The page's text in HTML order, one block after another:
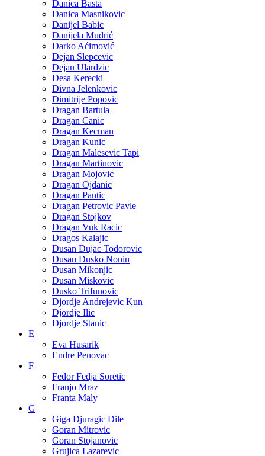
Danica Basta
Danica Masnikovic
Danijel Babic
Danijela Mudrić
Darko Aćimović
Dejan Slepcevic
Dejan Ulardzic
Desa Kerecki
Divna Jelenkovic
Dimitrije Popovic
Dragan Bartula
Dragan Canic
Dragan Kecman
Dragan Kunic
Dragan Malesevic Tapi
Dragan Martinovic
Dragan Mojovic
Dragan Ojdanic
Dragan Pantic
Dragan Petrovic Pavle
Dragan Stojkov
Dragan Vuk Racic
Dragos Kalajic
Dusan Dujac Todorovic
Dusan Dusko Nonin
Dusan Mikonjic
Dusan Miskovic
Dusko Trifunovic
Djordje Andrejevic Kun
Djordje Ilic
Djordje Stanic
E
Eva Husarik
Endre Penovac
F
Fedor Fedja Soretic
Franjo Mraz
Franta Maly
G
Giga Djuragic Dile
Goran Mitrovic
Goran Stojanovic
Grujica Lazarevic